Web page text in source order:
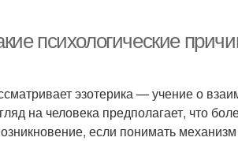
психологические
эзотерика — учение о
на человека предполагает, что
если понимать